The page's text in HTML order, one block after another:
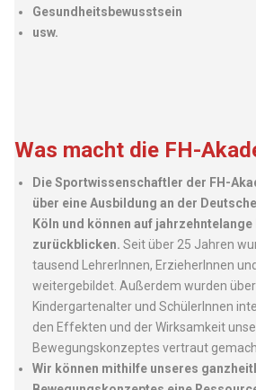
Gesundheitsbewusstsein
usw.
Was macht die FH-
Die Sportwissenschaftler der FH-
über eine Ausbildung an der
Köln und können auf
zurückblicken. Seit über 25 Jahren
tausend LehrerInnen, ErzieherInnen
weitergebildet. Außerdem wurden
Kindergartenalter und SchülerInnen
den Effekten und der Wirksamkeit
Bewegungskonzeptes vertraut
Wir können mithilfe unseres